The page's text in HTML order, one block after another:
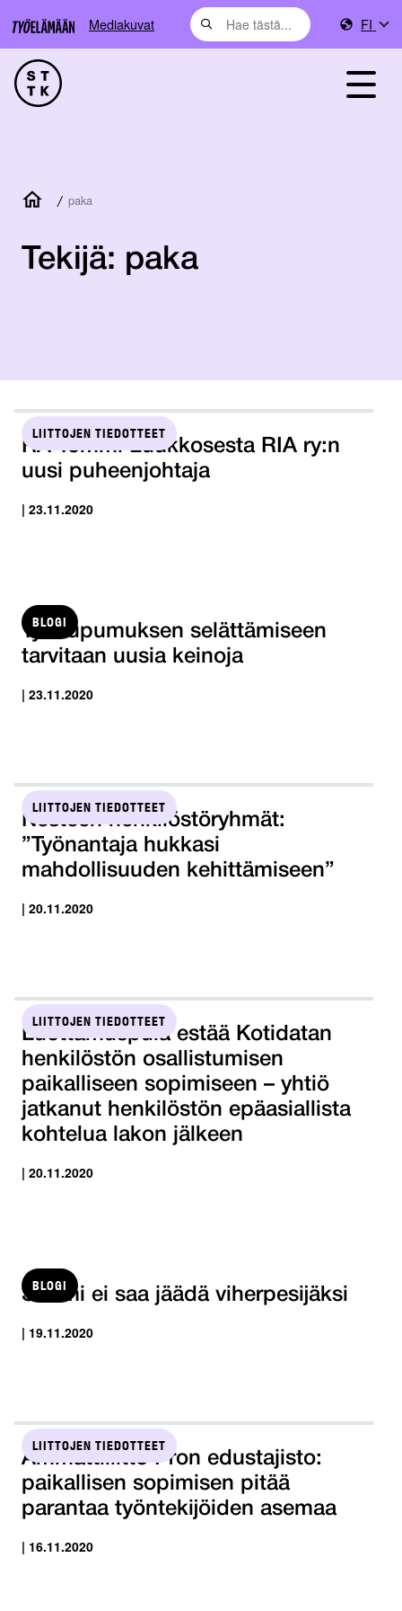
Mediakuvat FI
/ paka
Tekijä: paka
LIITTOJEN TIEDOTTEET
RA Tommi Luukkosesta RIA ry:n
uusi puheenjohtaja
| 23.11.2020
BLOGI
Työuupumuksen selättämiseen
tarvitaan uusia keinoja
| 23.11.2020
LIITTOJEN TIEDOTTEET
Nesteen henkilöstöryhmät:
”Työnantaja hukkasi
mahdollisuuden kehittämiseen”
| 20.11.2020
LIITTOJEN TIEDOTTEET
Luottamuspula estää Kotidatan
henkilöstön osallistumisen
paikalliseen sopimiseen – yhtiö
jatkanut henkilöstön epäasiallista
kohtelua lakon jälkeen
| 20.11.2020
BLOGI
Suomi ei saa jäädä viherpesijäksi
| 19.11.2020
LIITTOJEN TIEDOTTEET
Ammattiliitto Pron edustajisto:
paikallisen sopimisen pitää
parantaa työntekijöiden asemaa
| 16.11.2020